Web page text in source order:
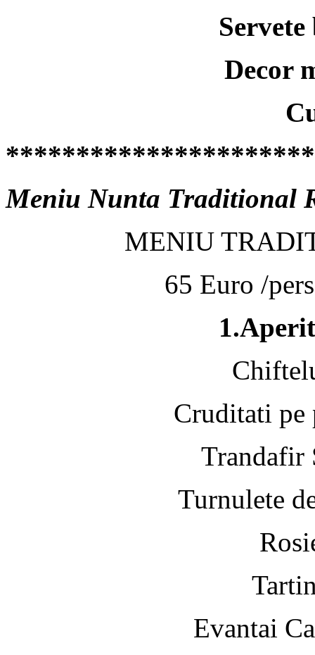
Decor
Meniu Nunta Traditional
MENIU
65 Euro /
Cruditati pe
Trandafir
Turnulete
Evantai